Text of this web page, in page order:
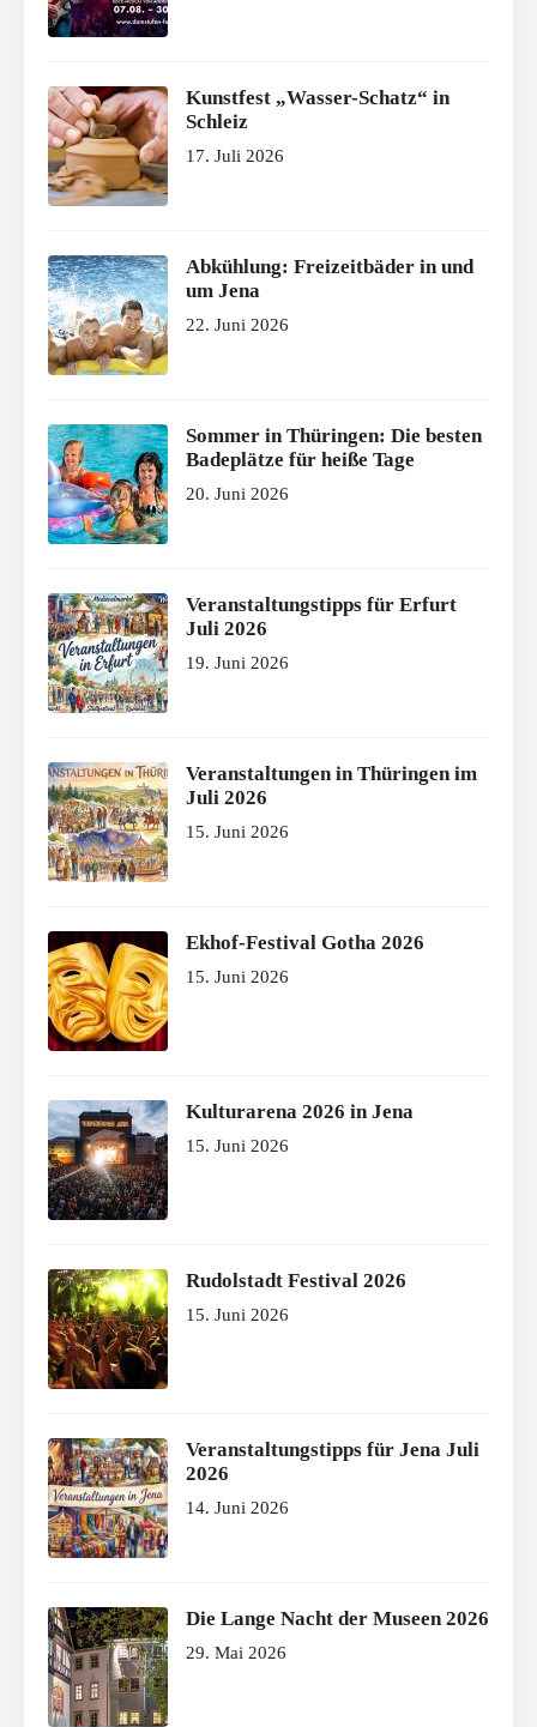
Kunstfest „Wasser-Schatz“ in
Schleiz
17. Juli 2026
Abkühlung: Freizeitbäder in und
um Jena
22. Juni 2026
Sommer in Thüringen: Die besten
Badeplätze für heiße Tage
20. Juni 2026
Veranstaltungstipps für Erfurt
Juli 2026
19. Juni 2026
Veranstaltungen in Thüringen im
Juli 2026
15. Juni 2026
Ekhof-Festival Gotha 2026
15. Juni 2026
Kulturarena 2026 in Jena
15. Juni 2026
Rudolstadt Festival 2026
15. Juni 2026
Veranstaltungstipps für Jena Juli
2026
14. Juni 2026
Die Lange Nacht der Museen 2026
29. Mai 2026